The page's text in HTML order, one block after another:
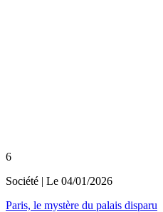
6
Société | Le 04/01/2026
Paris, le mystère du palais disparu